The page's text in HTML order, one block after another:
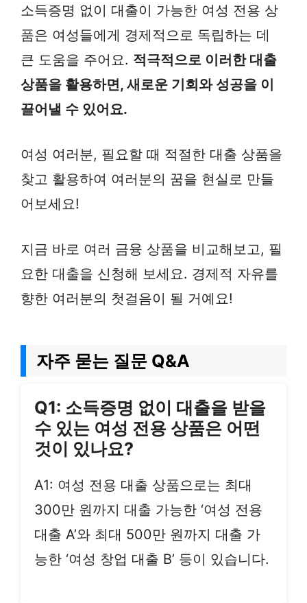
소득증명 없이 대출이 가능한 여성 전용 상
품은 여성들에게 경제적으로 독립하는 데
큰 도움을 주어요. 적극적으로 이러한 대출
상품을 활용하면, 새로운 기회와 성공을 이
끌어낼 수 있어요.
여성 여러분, 필요할 때 적절한 대출 상품을
찾고 활용하여 여러분의 꿈을 현실로 만들
어보세요!
지금 바로 여러 금융 상품을 비교해보고, 필
요한 대출을 신청해 보세요. 경제적 자유를
향한 여러분의 첫걸음이 될 거예요!
자주 묻는 질문 Q&A
Q1: 소득증명 없이 대출을 받을
수 있는 여성 전용 상품은 어떤
것이 있나요?
A1: 여성 전용 대출 상품으로는 최대
300만 원까지 대출 가능한 ‘여성 전용
대출 A’와 최대 500만 원까지 대출 가
능한 ‘여성 창업 대출 B’ 등이 있습니다.